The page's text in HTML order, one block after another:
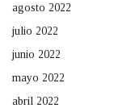
agosto 2022
julio 2022
junio 2022
mayo 2022
abril 2022